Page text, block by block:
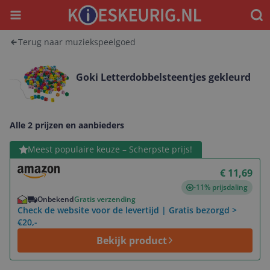
Menu
Terug naar muziekspeelgoed
Goki Letterdobbelsteentjes gekleurd
Alle 2 prijzen en aanbieders
Meest populaire keuze – Scherpste prijs!
€ 11,69
-11% prijsdaling
OnbekendGratis verzending
Check de website voor de levertijd | Gratis bezorgd >
€20,-
Bekijk product
Bekijk product